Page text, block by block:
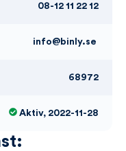
08-12 11 22 12
info@binly.se
68972
Aktiv, 2022-11-28